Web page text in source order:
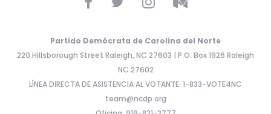
Partido Demócrata de Carolina del Norte
220 Hillsborough Street Raleigh, NC 27603 | P.O. Box 1926 Raleigh
NC 27602
LÍNEA DIRECTA DE ASISTENCIA AL VOTANTE: 1-833-VOTE4NC
team@ncdp.org